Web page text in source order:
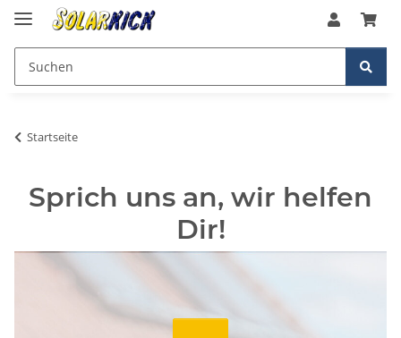
Startseite
Sprich uns an, wir helfen
Dir!